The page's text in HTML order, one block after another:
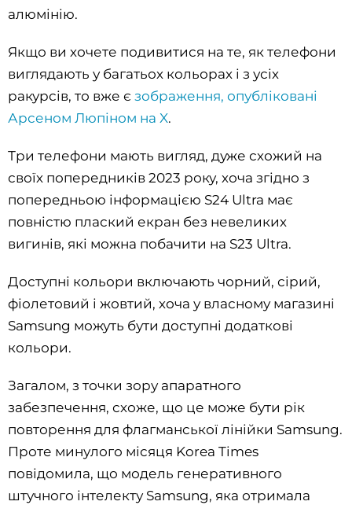
алюмінію.
Якщо ви хочете подивитися на те, як телефони
виглядають у багатьох кольорах і з усіх
ракурсів, то вже є зображення, опубліковані
Арсеном Люпіном на X.
Три телефони мають вигляд, дуже схожий на
своїх попередників 2023 року, хоча згідно з
попередньою інформацією S24 Ultra має
повністю плаский екран без невеликих
вигинів, які можна побачити на S23 Ultra.
Доступні кольори включають чорний, сірий,
фіолетовий і жовтий, хоча у власному магазині
Samsung можуть бути доступні додаткові
кольори.
Загалом, з точки зору апаратного
забезпечення, схоже, що це може бути рік
повторення для флагманської лінійки Samsung.
Проте минулого місяця Korea Times
повідомила, що модель генеративного
штучного інтелекту Samsung, яка отримала